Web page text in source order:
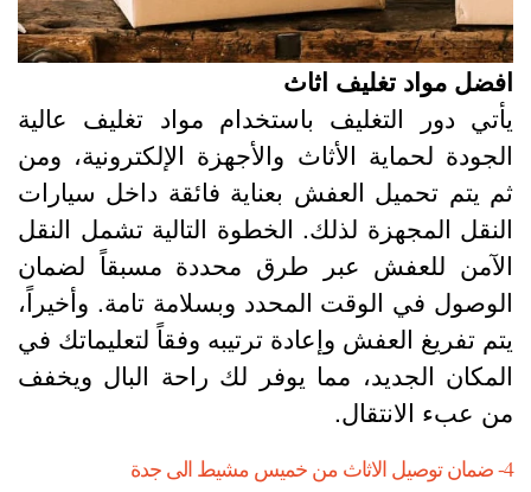
مواد تغليف اثاث
دور التغليف باستخدام مواد تغليف عالية
لحماية الأثاث والأجهزة الإلكترونية، ومن
يتم تحميل العفش بعناية فائقة داخل سيارات
المجهزة لذلك. الخطوة التالية تشمل النقل
للعفش عبر طرق محددة مسبقاً لضمان
في الوقت المحدد وبسلامة تامة. وأخيراً،
تفريغ العفش وإعادة ترتيبه وفقاً لتعليماتك في
الجديد، مما يوفر لك راحة البال ويخفف
عبء الانتقال.